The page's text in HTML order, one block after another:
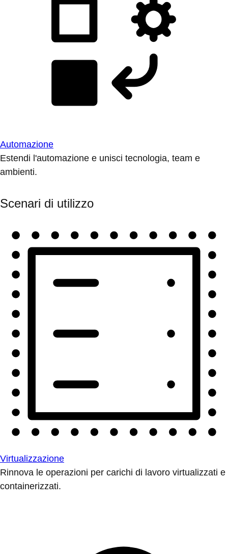
Automazione
Estendi l'automazione e unisci tecnologia, team e
ambienti.
Scenari di utilizzo
Virtualizzazione
Rinnova le operazioni per carichi di lavoro virtualizzati e
containerizzati.